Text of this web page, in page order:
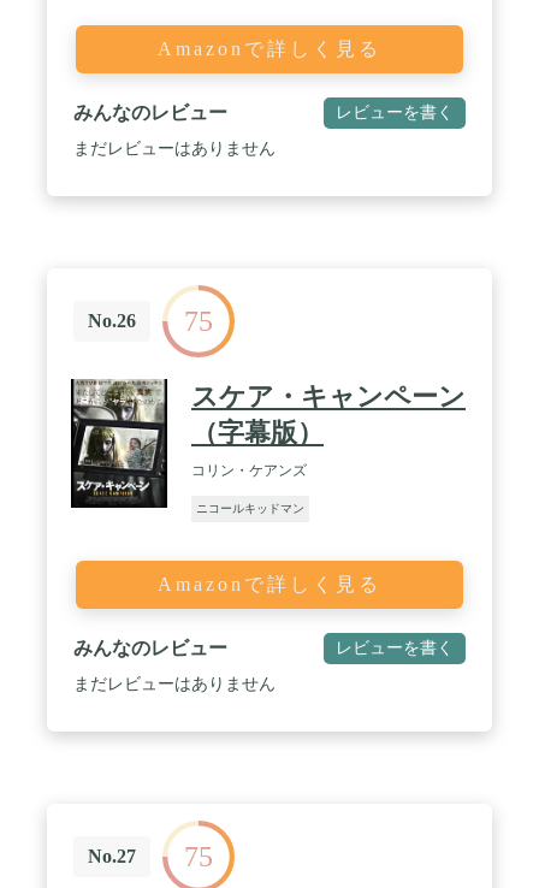
Amazonで詳しく見る
みんなのレビュー レビューを書く
まだレビューはありません
No.26 75
スケア・キャンペーン
（字幕版）
コリン・ケアンズ
ニコールキッドマン
Amazonで詳しく見る
みんなのレビュー レビューを書く
まだレビューはありません
No.27 75